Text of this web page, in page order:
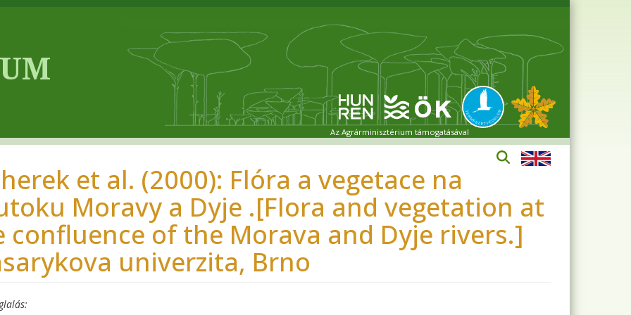
Az Agrárminisztérium támogatásával
et al. (2000): Flóra a vegetace na
Moravy a Dyje .[Flora and vegetation at
confluence of the Morava and Dyje rivers.]
univerzita, Brno